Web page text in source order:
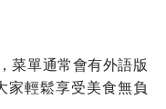
菜單通常會有外語版
家輕鬆享受美食無負